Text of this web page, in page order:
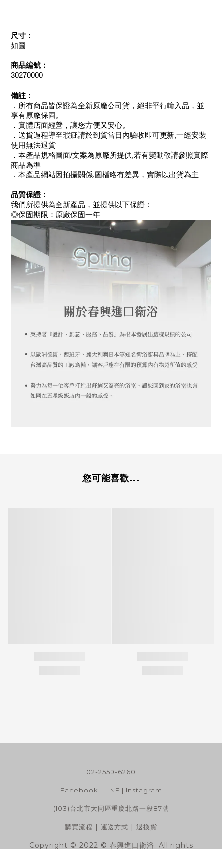
尺寸：
如圖
商品編號：
30270000
備註：
．所有商品皆保證為全新原廠公司貨，絕非平行輸入品，並
享有原廠保固。
．實體店面經營，讓您方便又安心。
．送貨過程導至瑕疵請於到貨當日內驗收即可更新,一經安裝
使用無法退貨
．本產品規格圖面/文案為原廠所提供,若有變動敬請參照實際
商品為準
．本產品網站因拍攝關係,圖檔略有差異，實際以出貨為主
品質保證：
我們所提供為全新產品，並提供以下保證：
◎保固期限：原廠保固一年
您可能喜歡...
02-2550-6260
Facebook | LINE | Instagram
(103)台北市大同區重慶北路一段87號
購買流程 | 運送方式 | 退換貨
Copyright © 2022 © 春興進口衛浴. All rights